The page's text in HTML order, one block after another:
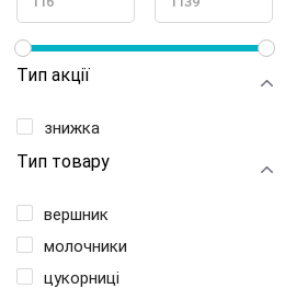
Тип акції
знижка
Тип товару
вершник
молочники
цукорниці